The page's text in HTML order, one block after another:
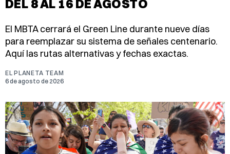
DEL 8 AL 16 DE AGOSTO
El MBTA cerrará el Green Line durante nueve días
para reemplazar su sistema de señales centenario.
Aquí las rutas alternativas y fechas exactas.
EL PLANETA TEAM
6 de agosto de 2026